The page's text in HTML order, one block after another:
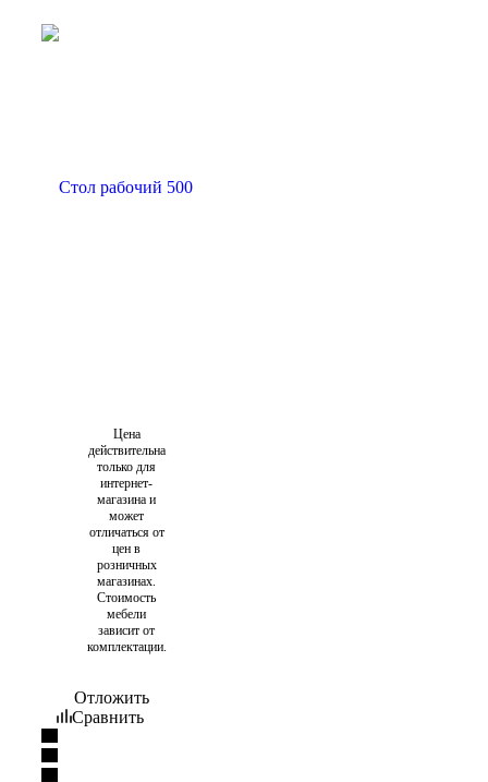
Цена
действительна
только для
интернет-
магазина и
может
отличаться от
цен в
розничных
магазинах.
Стоимость
мебели
зависит от
комплектации.
Отложить
Сравнить